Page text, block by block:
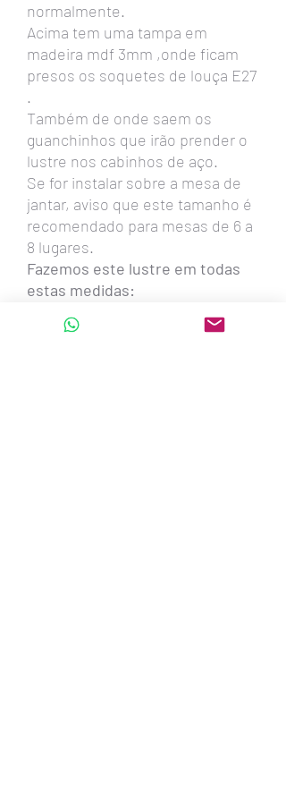
normalmente.
Acima tem uma tampa em
madeira mdf 3mm ,onde ficam
presos os soquetes de louça E27
.
Também de onde saem os
guanchinhos que irão prender o
lustre nos cabinhos de aço.
Se for instalar sobre a mesa de
jantar, aviso que este tamanho é
recomendado para mesas de 6 a
8 lugares.
Fazemos este lustre em todas
estas medidas:
-54cm -45cm -39cm